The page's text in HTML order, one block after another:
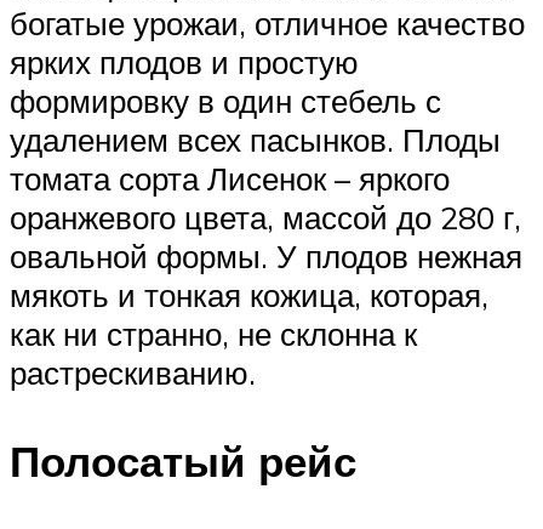
богатые урожаи, отличное качество
ярких плодов и простую
формировку в один стебель с
удалением всех пасынков. Плоды
томата сорта Лисенок – яркого
оранжевого цвета, массой до 280 г,
овальной формы. У плодов нежная
мякоть и тонкая кожица, которая,
как ни странно, не склонна к
растрескиванию.
Полосатый рейс